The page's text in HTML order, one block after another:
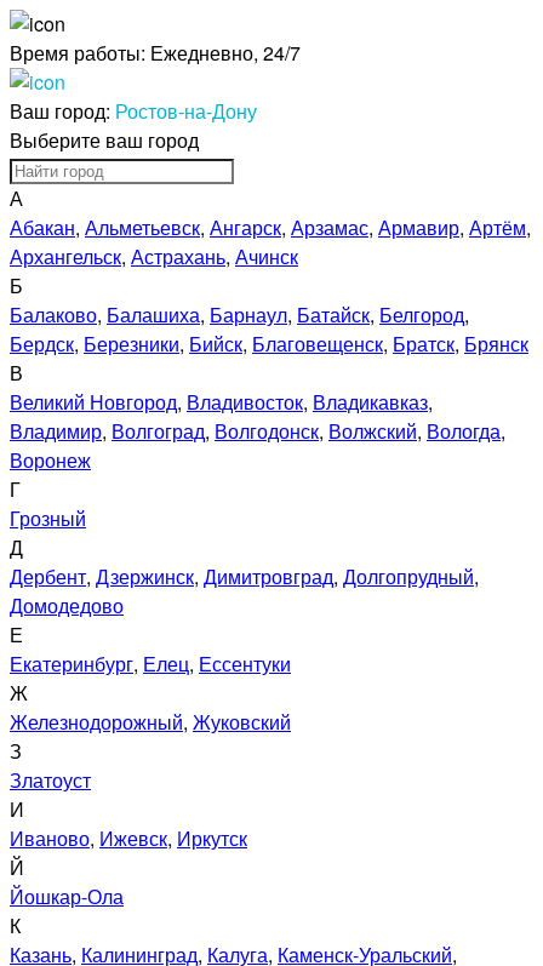
Время работы: Ежедневно, 24/7
Ваш город: Ростов-на-Дону
Выберите ваш город
А
Абакан, Альметьевск, Ангарск, Арзамас, Армавир, Артём,
Архангельск, Астрахань, Ачинск
Б
Балаково, Балашиха, Барнаул, Батайск, Белгород,
Бердск, Березники, Бийск, Благовещенск, Братск, Брянск
В
Великий Новгород, Владивосток, Владикавказ,
Владимир, Волгоград, Волгодонск, Волжский, Вологда,
Воронеж
Г
Грозный
Д
Дербент, Дзержинск, Димитровград, Долгопрудный,
Домодедово
Е
Екатеринбург, Елец, Ессентуки
Ж
Железнодорожный, Жуковский
З
Златоуст
И
Иваново, Ижевск, Иркутск
Й
Йошкар-Ола
К
Казань, Калининград, Калуга, Каменск-Уральский,